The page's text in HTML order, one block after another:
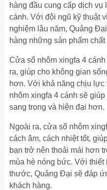
hàng đầu cung cấp dịch
cánh. Với đội ngũ kỹ thuật
nghiệm lâu năm, Quảng
hàng những sản phẩm
Cửa sổ nhôm xingfa 4
ra, giúp cho không gian
hơn. Với khả năng chịu lực
nhôm xingfa 4 cánh sẽ
sang trọng và hiện đại hơn.
Ngoài ra, cửa sổ nhôm
cách âm, cách nhiệt tốt,
bạn trở nên thoải mái hơn
mùa hè nóng bức. Với thiết
thước, Quảng Đại sẽ đáp
khách hàng.